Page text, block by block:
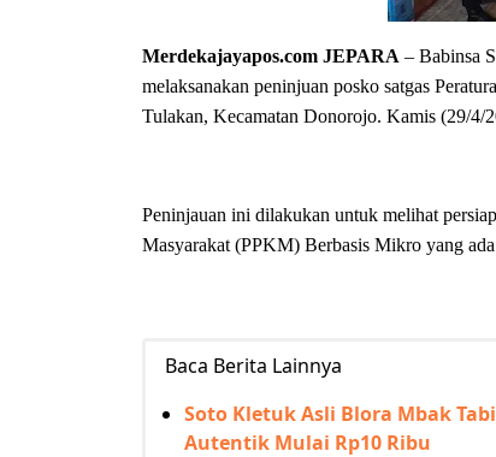
Merdekajayapos.com JEPARA – Babinsa
melaksanakan peninjuan posko satgas
Tulakan, Kecamatan Donorojo. Kamis (29/4/
Peninjauan ini dilakukan untuk melihat
Masyarakat (PPKM) Berbasis Mikro yang
Baca Berita Lainnya
Soto Kletuk Asli Blora Mbak
Autentik Mulai Rp10 Ribu